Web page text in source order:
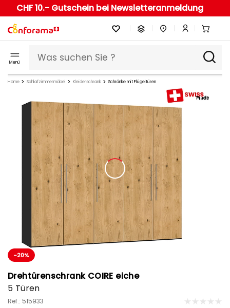
CHF 10.- Gutschein bei Newsletteranmeldung
Menü
Home Schlafzimmermöbel Kleiderschrank Schränke mit Flügeltüren
-20%
Drehtürenschrank COIRE eiche
5 Türen
Ref.: 515933